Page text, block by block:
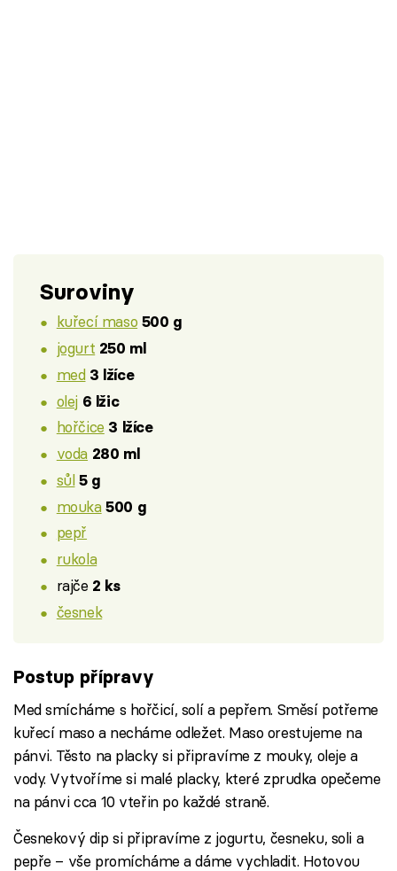
Suroviny
kuřecí maso 500 g
jogurt 250 ml
med 3 lžíce
olej 6 lžic
hořčice 3 lžíce
voda 280 ml
sůl 5 g
mouka 500 g
pepř
rukola
rajče 2 ks
česnek
Postup přípravy
Med smícháme s hořčicí, solí a pepřem. Směsí potřeme
kuřecí maso a necháme odležet. Maso orestujeme na
pánvi. Těsto na placky si připravíme z mouky, oleje a
vody. Vytvoříme si malé placky, které zprudka opečeme
na pánvi cca 10 vteřin po každé straně.
Česnekový dip si připravíme z jogurtu, česneku, soli a
pepře – vše promícháme a dáme vychladit. Hotovou